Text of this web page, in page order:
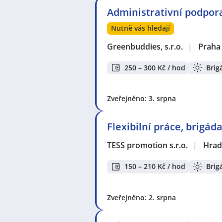
Zvyšte si šanci v nalezení nového
seznam pracovních nabídek,
Seznam zobrazených firem s
Západočeská obchodní
Václav Alt,Infinite X Prague s.r.o.,
Adventyn s.r.o.
Agentura
Seznam lokalit v zobrazených
Rozvadov,Praha,Hradec Králové
Praha
Administrativní
Nutně vás hledají
Greenbuddies, s.r.o. | Praha
250 – 300 Kč / hod
Zveřejněno: 3. srpna
Flexibilní práce,
TESS promotion s.r.o. |
150 – 210 Kč / hod
Zveřejněno: 2. srpna